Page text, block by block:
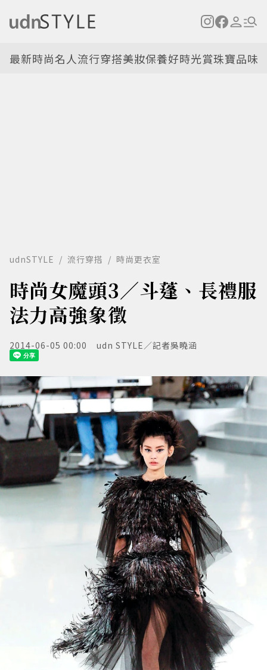
最新時尚名人流行穿搭美妝保養好時光賞珠寶品味
udnSTYLE 流行穿搭 時尚更衣室
時尚女魔頭3／斗蓬、長禮服
法力高強象徵
2014-06-05 00:00 udn STYLE／記者吳曉涵